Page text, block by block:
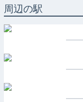
周辺の駅